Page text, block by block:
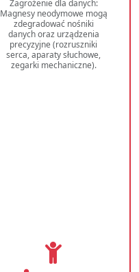
Zagrożenie dla danych:
Magnesy neodymowe mogą
zdegradować nośniki
danych oraz urządzenia
precyzyjne (rozruszniki
serca, aparaty słuchowe,
zegarki mechaniczne).